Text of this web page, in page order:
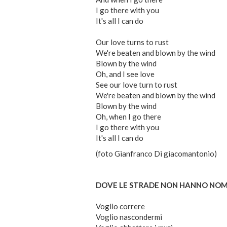
I go there with you
It's all I can do
Our love turns to rust
We're beaten and blown by the wind
Blown by the wind
Oh, and I see love
See our love turn to rust
We're beaten and blown by the wind
Blown by the wind
Oh, when I go there
I go there with you
It's all I can do
(foto Gianfranco Di giacomantonio)
DOVE LE STRADE NON HANNO
Voglio correre
Voglio nascondermi